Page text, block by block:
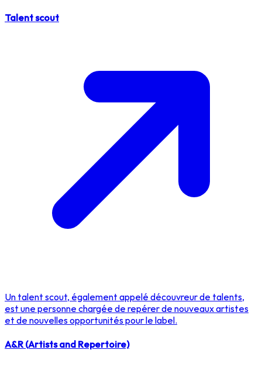
Talent scout
Un talent scout, également appelé découvreur de talents,
est une personne chargée de repérer de nouveaux artistes
et de nouvelles opportunités pour le label.
A&R (Artists and Repertoire)